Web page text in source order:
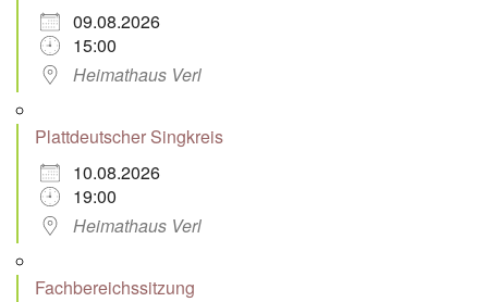
09.08.2026
15:00
Heimathaus Verl
Plattdeutscher Singkreis
10.08.2026
19:00
Heimathaus Verl
Fachbereichssitzung